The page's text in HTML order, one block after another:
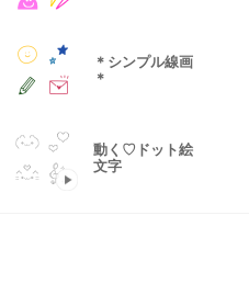
＊シンプル線画
＊
動く♡ドット絵
文字